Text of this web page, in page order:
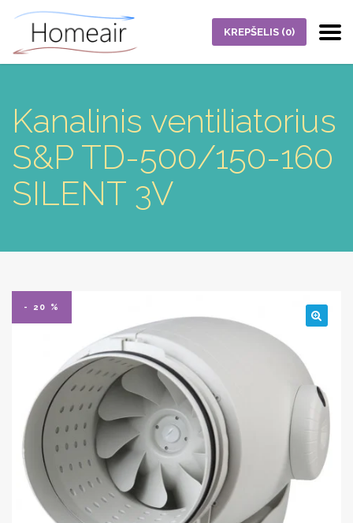
KREPŠELIS (0)
Kanalinis ventiliatorius
S&P TD-500/150-160
SILENT 3V
- 20 %